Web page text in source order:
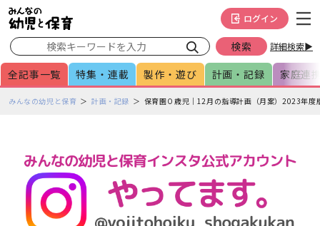
詳細検索▶
ログイン
全記事一覧 特集・連載 製作・遊び 計画・記録 家庭連
ペみんなの幼児と保育 計画・記録 保育園０歳児｜12月の指導計画（月案）2023年